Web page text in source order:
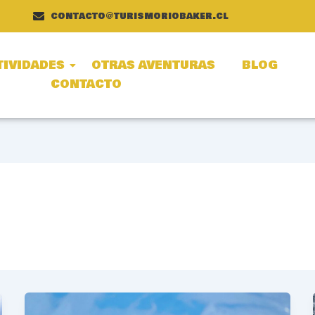
contacto@turismoriobaker.cl
OTRAS AVENTURAS
BLOG
CONTACTO